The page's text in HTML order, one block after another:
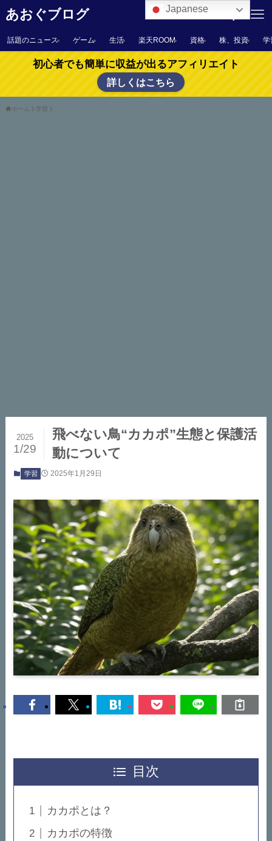
あおぐブログ
話題のニュース ゲーム 生活 楽天ROOM 資格 株、投資 学
初心者でも簡単に収益が出るアフィリエイト
詳しくはこちら
ホーム 学習
飛べない鳥“カカポ”生態と保護活
動について
2025
1/29
学習 2025年1月29日
目次
カカポとは？
カカポの特徴
Japanese